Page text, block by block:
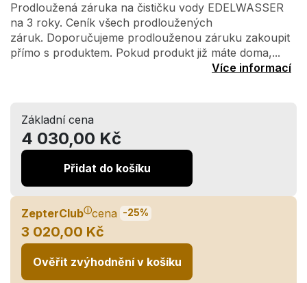
Prodloužená záruka na čističku vody EDELWASSER
na 3 roky. Ceník všech prodloužených
záruk. Doporučujeme prodlouženou záruku zakoupit
přímo s produktem. Pokud produkt již máte doma,...
Více informací
Základní cena
4 030,00 Kč
Přidat do košíku
ZepterClubⓘcena -25%
3 020,00 Kč
Ověřit zvýhodnění v košíku